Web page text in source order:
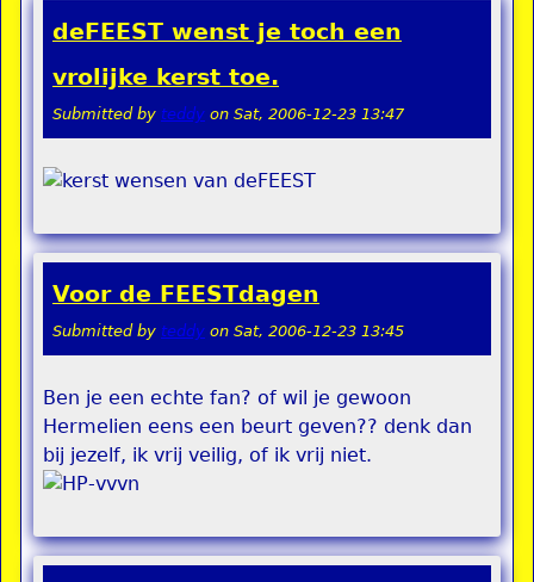
deFEEST wenst je toch een
vrolijke kerst toe.
Submitted by teddy on Sat, 2006-12-23 13:47
Voor de FEESTdagen
Submitted by teddy on Sat, 2006-12-23 13:45
Ben je een echte fan? of wil je gewoon
Hermelien eens een beurt geven?? denk dan
bij jezelf, ik vrij veilig, of ik vrij niet.